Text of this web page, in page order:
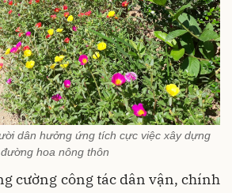
dân hưởng ứng tích cực việc xây dựng
đường hoa nông thôn
cường công tác dân vận, chính